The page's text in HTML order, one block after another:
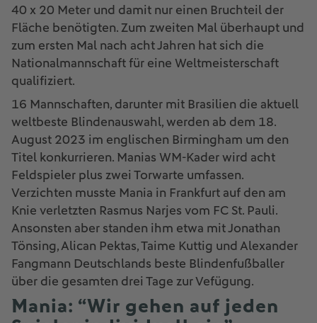
40 x 20 Meter und damit nur einen Bruchteil der
Fläche benötigten. Zum zweiten Mal überhaupt und
zum ersten Mal nach acht Jahren hat sich die
Nationalmannschaft für eine Weltmeisterschaft
qualifiziert.
16 Mannschaften, darunter mit Brasilien die aktuell
weltbeste Blindenauswahl, werden ab dem 18.
August 2023 im englischen Birmingham um den
Titel konkurrieren. Manias WM-Kader wird acht
Feldspieler plus zwei Torwarte umfassen.
Verzichten musste Mania in Frankfurt auf den am
Knie verletzten Rasmus Narjes vom FC St. Pauli.
Ansonsten aber standen ihm etwa mit Jonathan
Tönsing, Alican Pektas, Taime Kuttig und Alexander
Fangmann Deutschlands beste Blindenfußballer
über die gesamten drei Tage zur Vefügung.
Mania: “Wir gehen auf jeden